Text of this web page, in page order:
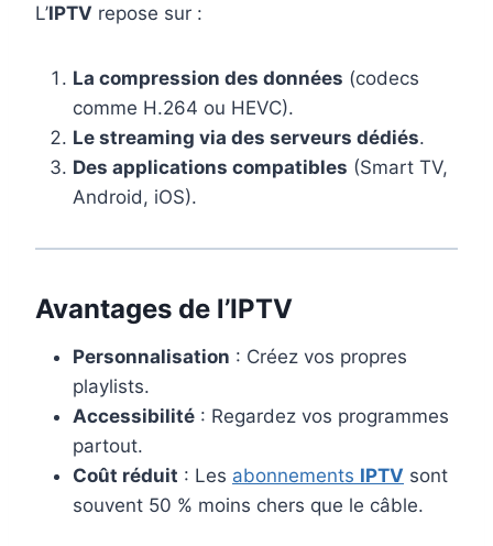
L’IPTV repose sur :
La compression des données (codecs
comme H.264 ou HEVC).
Le streaming via des serveurs dédiés.
Des applications compatibles (Smart TV,
Android, iOS).
Avantages de l’IPTV
Personnalisation : Créez vos propres
playlists.
Accessibilité : Regardez vos programmes
partout.
Coût réduit : Les abonnements IPTV sont
souvent 50 % moins chers que le câble.